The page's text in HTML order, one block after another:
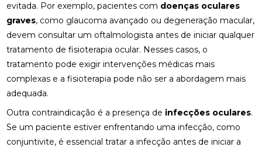
evitada. Por exemplo, pacientes com doenças oculares
graves, como glaucoma avançado ou degeneração macular,
devem consultar um oftalmologista antes de iniciar qualquer
tratamento de fisioterapia ocular. Nesses casos, o
tratamento pode exigir intervenções médicas mais
complexas e a fisioterapia pode não ser a abordagem mais
adequada.
Outra contraindicação é a presença de infecções oculares.
Se um paciente estiver enfrentando uma infecção, como
conjuntivite, é essencial tratar a infecção antes de iniciar a
FISIOTERAPIA NA LABIRINTITE: COMO O
TRATAMENTO PODE MELHORAR SEU EQUILÍBRIO E
QUALIDADE DE VIDA
TRATAMENTO PODE MELHORAR SEU EQUILÍBRIO E
QUALIDADE DE VIDA
SINTOMAS
FISIOTERAPIA NA REABILITAÇÃO VESTIBULAR: A